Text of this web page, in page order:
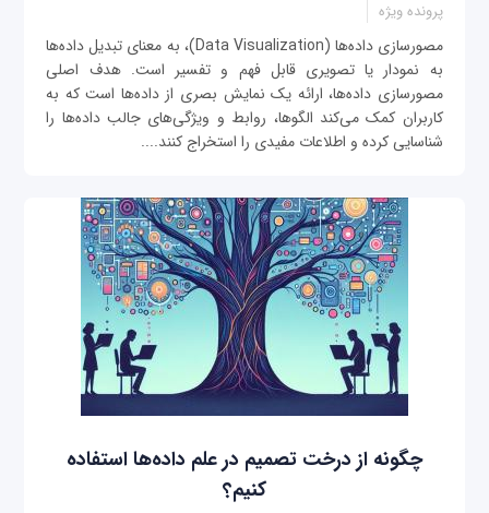
پرونده ویژه
مصورسازی داده‌ها (Data Visualization)، به معنای تبدیل داده‌ها
به نمودار یا تصویری قابل فهم و تفسیر است. هدف اصلی
مصورسازی داده‌ها، ارائه یک نمایش بصری از داده‌ها است که به
کاربران کمک می‌کند الگوها، روابط و ویژگی‌های جالب داده‌ها را
شناسایی کرده و اطلاعات مفیدی را استخراج کنند....
چگونه از درخت تصمیم در علم داده‌ها استفاده
کنیم؟